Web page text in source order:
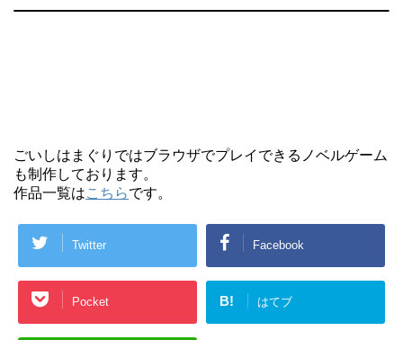
ごいしはまぐりではブラウザでプレイできるノベルゲーム
も制作しております。
作品一覧はこちらです。
Twitter Facebook
Pocket B! はてブ